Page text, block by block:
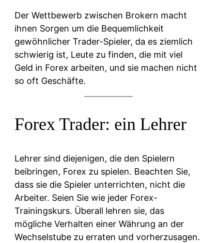
Der Wettbewerb zwischen Brokern macht
ihnen Sorgen um die Bequemlichkeit
gewöhnlicher Trader-Spieler, da es ziemlich
schwierig ist, Leute zu finden, die mit viel
Geld in Forex arbeiten, und sie machen nicht
so oft Geschäfte.
Forex Trader: ein Lehrer
Lehrer sind diejenigen, die den Spielern
beibringen, Forex zu spielen. Beachten Sie,
dass sie die Spieler unterrichten, nicht die
Arbeiter. Seien Sie wie jeder Forex-
Trainingskurs. Überall lehren sie, das
mögliche Verhalten einer Währung an der
Wechselstube zu erraten und vorherzusagen.